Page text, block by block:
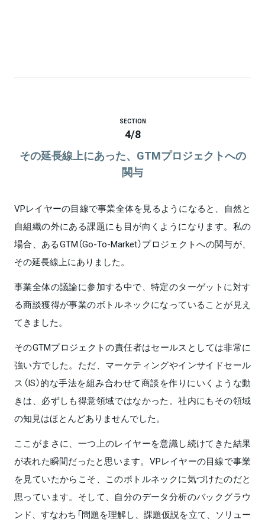
SECTION
4/8
その延長線上にあった、GTMプロジェクトへの
関与
VPレイヤーの目線で事業全体を見るようになると、自然と
自組織の外にある課題にも目が向くようになります。私の
場合、あるGTM（Go-To-Market）プロジェクトへの関与が、
その延長線上にありました。
事業全体の議論に参加する中で、特定のターゲットに対す
る商談獲得が事業のボトルネックになっていることが見え
てきました。
そのGTMプロジェクトの責任者はセールスとしては非常に
強い方でした。ただ、マーケティングやインサイドセール
ス（IS）的な手法を組み合わせて商談を作りにいくような動
きは、必ずしも得意領域ではなかった。社内にもその領域
の知見はほとんどありませんでした。
ここがまさに、一つ上のレイヤーを意識し続けてきた結果
が表れた瞬間だったと思います。VPレイヤーの目線で事業
を見ていたからこそ、このボトルネックに気づけたのだと
思っています。そして、自分のデータ分析のバックグラウ
ンド、すなわち「問題を理解し、課題仮説を立て、ソリュー